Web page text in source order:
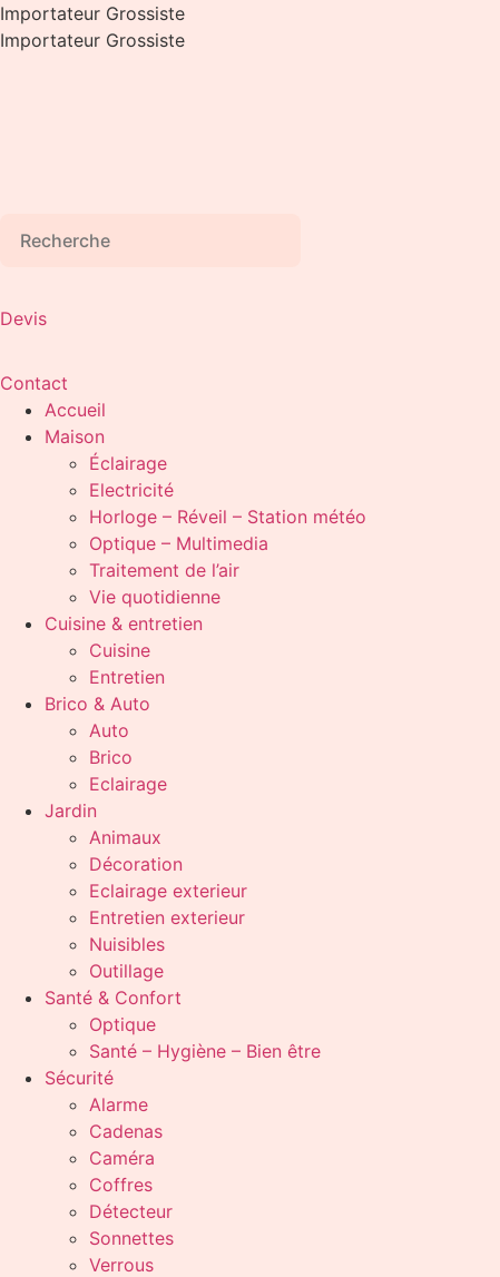
Aller
au
Importateur Grossiste
Importateur Grossiste
Devis
Contact
Accueil
Maison
Éclairage
Electricité
Horloge – Réveil – Station météo
Optique – Multimedia
Traitement de l’air
Vie quotidienne
Cuisine & entretien
Cuisine
Entretien
Brico & Auto
Auto
Brico
Eclairage
Jardin
Animaux
Décoration
Eclairage exterieur
Entretien exterieur
Nuisibles
Outillage
Santé & Confort
Optique
Santé – Hygiène – Bien être
Sécurité
Alarme
Cadenas
Caméra
Coffres
Détecteur
Sonnettes
Verrous